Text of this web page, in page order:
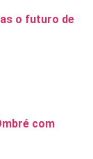
o futuro de
com